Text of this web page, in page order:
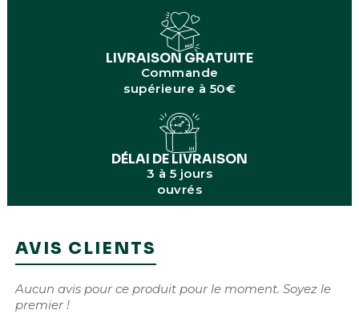
LIVRAISON GRATUITE
Commande
supérieure à 50€
DÉLAI DE LIVRAISON
3 à 5 jours
ouvrés
AVIS CLIENTS
Aucun avis pour ce produit pour le moment. Soyez le
premier !